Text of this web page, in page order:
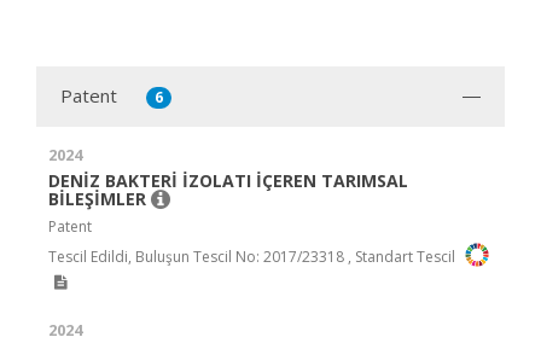
Patent 6
2024
DENİZ BAKTERİ İZOLATI İÇEREN TARIMSAL
BİLEŞİMLER
Patent
Tescil Edildi, Buluşun Tescil No: 2017/23318 , Standart Tescil
2024